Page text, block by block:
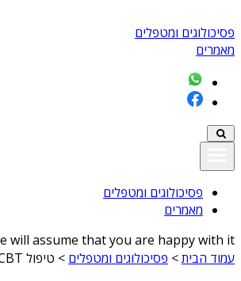
פסיכולוגים ומטפלים
מאמרים
פסיכולוגים ומטפלים
מאמרים
will assume that you are happy with it
עמוד הבית> פסיכולוגים ומטפלים > טיפול CBT בבית שמש